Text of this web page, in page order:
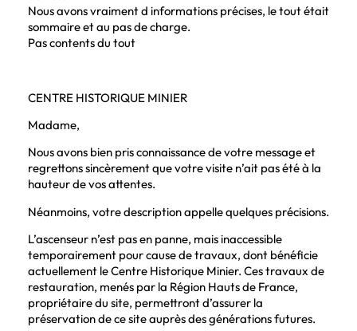
Nous avons vraiment d informations précises, le tout était
sommaire et au pas de charge.
Pas contents du tout
CENTRE HISTORIQUE MINIER
Madame,
Nous avons bien pris connaissance de votre message et
regrettons sincèrement que votre visite n’ait pas été à la
hauteur de vos attentes.
Néanmoins, votre description appelle quelques précisions.
L’ascenseur n’est pas en panne, mais inaccessible
temporairement pour cause de travaux, dont bénéficie
actuellement le Centre Historique Minier. Ces travaux de
restauration, menés par la Région Hauts de France,
propriétaire du site, permettront d’assurer la
préservation de ce site auprès des générations futures.